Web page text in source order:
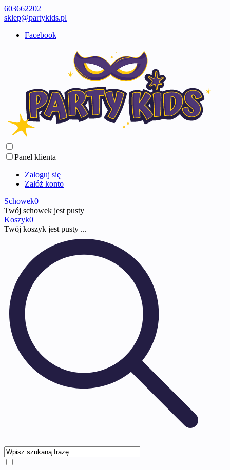
603662202
sklep@partykids.pl
Facebook
Panel klienta
Zaloguj się
Załóż konto
Schowek0
Twój schowek jest pusty
Koszyk0
Twój koszyk jest pusty ...